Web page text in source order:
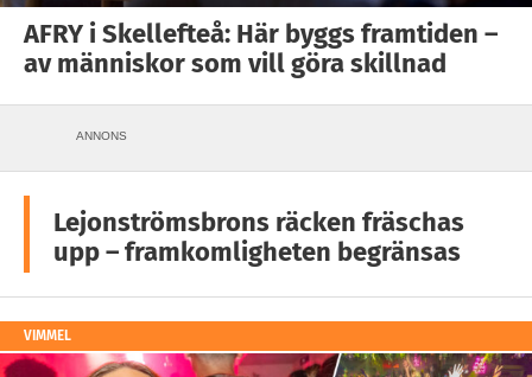
AFRY i Skellefteå: Här byggs framtiden –
av människor som vill göra skillnad
ANNONS
Lejonströmsbrons räcken fräschas
upp – framkomligheten begränsas
VIMMEL